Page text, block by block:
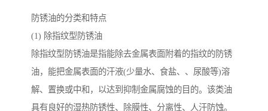
防锈油的分类和特点
(1) 除指纹型防锈油
除指纹型防锈油是指能除去金属表面附着的指纹的防锈
油，能把金属表面的汗液(少量水、食盐、、尿酸等)溶
解、置换或中和，以达到抑制金属腐蚀的目的。该类油
具有良好的湿热防锈性、除膜性、分离性、人汗防蚀。